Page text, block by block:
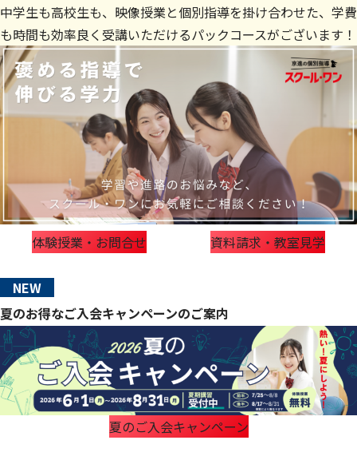
中学生も高校生も、映像授業と個別指導を掛け合わせた、学費
も時間も効率良く受講いただけるパックコースがございます！
体験授業・お問合せ 資料請求・教室見学
NEW
夏のお得なご入会キャンペーンのご案内
夏のご入会キャンペーン